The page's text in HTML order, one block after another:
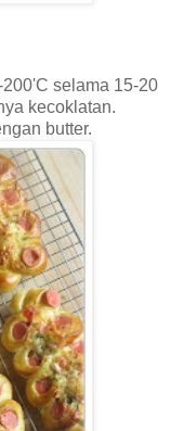
selama 15-20
kecoklatan.
butter.